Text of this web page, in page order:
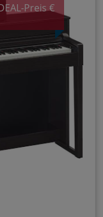
Preis €